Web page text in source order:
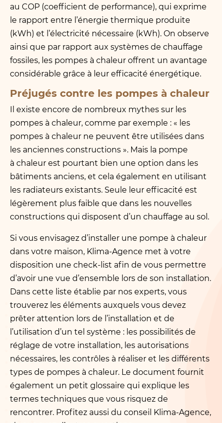
au COP (coefficient de performance), qui exprime
le rapport entre l’énergie thermique produite
(kWh) et l’électricité nécessaire (kWh). On observe
ainsi que par rapport aux systèmes de chauffage
fossiles, les pompes à chaleur offrent un avantage
considérable grâce à leur efficacité énergétique.
Préjugés contre les pompes à chaleur
Il existe encore de nombreux mythes sur les
pompes à chaleur, comme par exemple : « les
pompes à chaleur ne peuvent être utilisées dans
les anciennes constructions ». Mais la pompe
à chaleur est pourtant bien une option dans les
bâtiments anciens, et cela également en utilisant
les radiateurs existants. Seule leur efficacité est
légèrement plus faible que dans les nouvelles
constructions qui disposent d’un chauffage au sol.
Si vous envisagez d’installer une pompe à chaleur
dans votre maison, Klima-Agence met à votre
disposition une check-list afin de vous permettre
d’avoir une vue d’ensemble lors de son installation.
Dans cette liste établie par nos experts, vous
trouverez les éléments auxquels vous devez
prêter attention lors de l’installation et de
l’utilisation d’un tel système : les possibilités de
réglage de votre installation, les autorisations
nécessaires, les contrôles à réaliser et les différents
types de pompes à chaleur. Le document fournit
également un petit glossaire qui explique les
termes techniques que vous risquez de
rencontrer. Profitez aussi du conseil Klima-Agence,